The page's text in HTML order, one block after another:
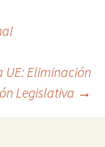
UE: Eliminación
Legislativa →